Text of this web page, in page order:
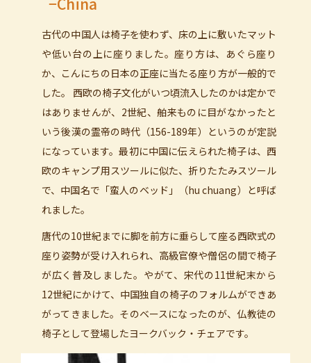
古代の中国人は椅子を使わず、床の上に敷いたマット
や低い台の上に座りました。座り方は、あぐら座り
か、こんにちの日本の正座に当たる座り方が一般的で
した。 西欧の椅子文化がいつ頃流入したのかは定かで
はありませんが、2世紀、舶来ものに目がなかったと
いう後漢の霊帝の時代（156-189年）というのが定説
になっています。最初に中国に伝えられた椅子は、西
欧のキャンプ用スツールに似た、折りたたみスツール
で、中国名で「蛮人のベッド」（hu chuang）と呼ば
れました。
唐代の10世紀までに脚を前方に垂らして座る西欧式の
座り姿勢が受け入れられ、高級官僚や僧侶の間で椅子
が広く普及しました。やがて、宋代の11世紀末から
12世紀にかけて、中国独自の椅子のフォルムができあ
がってきました。そのベースになったのが、仏教徒の
椅子として登場したヨークバック・チェアです。